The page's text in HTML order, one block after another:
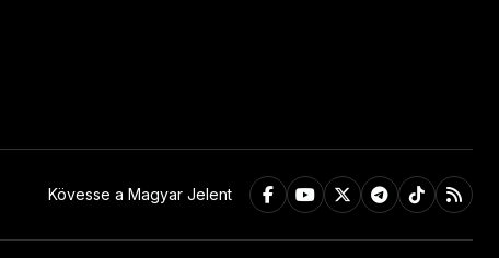
Kövesse a Magyar Jelent